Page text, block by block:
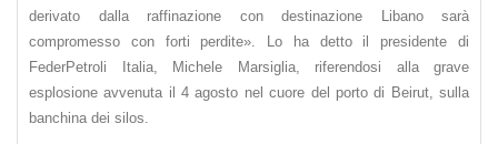
derivato dalla raffinazione con destinazione Libano sarà
compromesso con forti perdite». Lo ha detto il presidente di
FederPetroli Italia, Michele Marsiglia, riferendosi alla grave
esplosione avvenuta il 4 agosto nel cuore del porto di Beirut, sulla
banchina dei silos.